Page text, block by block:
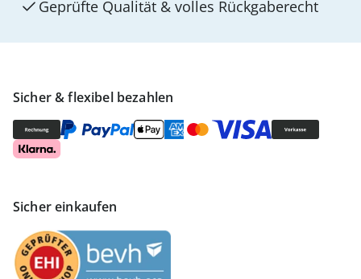
Sicher & flexibel bezahlen
Sicher einkaufen
Geprüfte Qualität & volles Rückgaberecht